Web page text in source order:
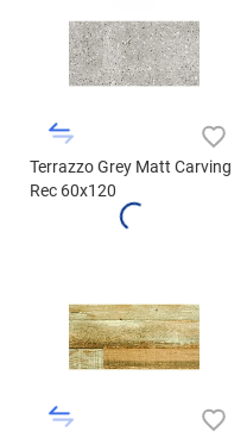
Terrazzo Grey Matt Carving
Rec 60x120